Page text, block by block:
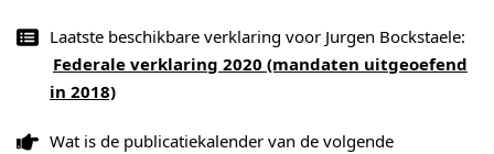
Laatste beschikbare verklaring voor Jurgen Bockstaele:
Federale verklaring 2020 (mandaten uitgeoefend
in 2018)
Wat is de publicatiekalender van de volgende